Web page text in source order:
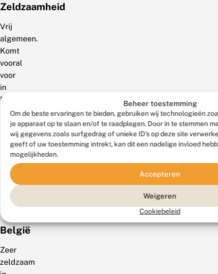
Beheer toestemming
Om de beste ervaringen te bieden, gebruiken wij technologieën
je apparaat op te slaan en/of te raadplegen. Door in te stemmen
wij gegevens zoals surfgedrag of unieke ID's op deze site
geeft of uw toestemming intrekt, kan dit een nadelige invloed
mogelijkheden.
Accepteren
Weigeren
Cookiebeleid
Zeldzaamheid
Vrij
algemeen.
Komt
vooral
voor
in
Drenthe,
Overijssel,
Gelderland,
Noord-
Brabant
Limburg.
bedreigd.
België
Zeer
zeldzaam